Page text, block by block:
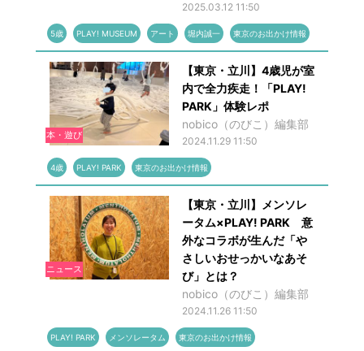
2025.03.12 11:50
5歳 PLAY! MUSEUM アート 堀内誠一 東京のお出かけ情報
本・遊び
【東京・立川】4歳児が室
内で全力疾走！「PLAY!
PARK」体験レポ
nobico（のびこ）編集部
2024.11.29 11:50
4歳 PLAY! PARK 東京のお出かけ情報
ニュース
【東京・立川】メンソレ
ータム×PLAY! PARK 意
外なコラボが生んだ「や
さしいおせっかいなあそ
び」とは？
nobico（のびこ）編集部
2024.11.26 11:50
PLAY! PARK メンソレータム 東京のお出かけ情報